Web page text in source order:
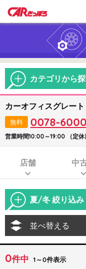
カテゴリから
カーオフィスグレート
無料 0078-
営業時間10:00～19:00 （定休
店舗 中
夏/冬 絞り込み
並べ替える
0件中 1～0件表示